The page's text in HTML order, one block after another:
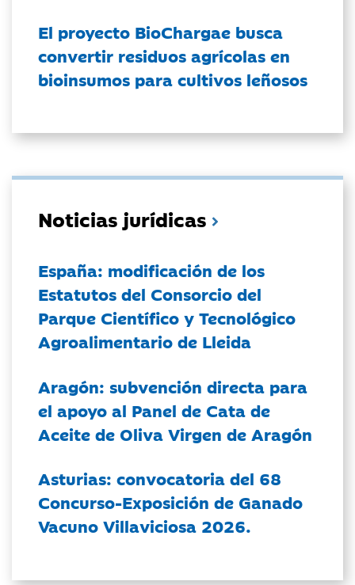
El proyecto BioChargae busca
convertir residuos agrícolas en
bioinsumos para cultivos leñosos
Noticias jurídicas
España: modificación de los
Estatutos del Consorcio del
Parque Científico y Tecnológico
Agroalimentario de Lleida
Aragón: subvención directa para
el apoyo al Panel de Cata de
Aceite de Oliva Virgen de Aragón
Asturias: convocatoria del 68
Concurso-Exposición de Ganado
Vacuno Villaviciosa 2026.